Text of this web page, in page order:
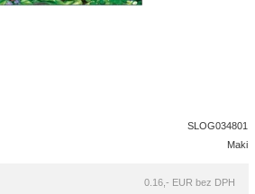
SLOG034801
Maki
0.16,- EUR bez DPH